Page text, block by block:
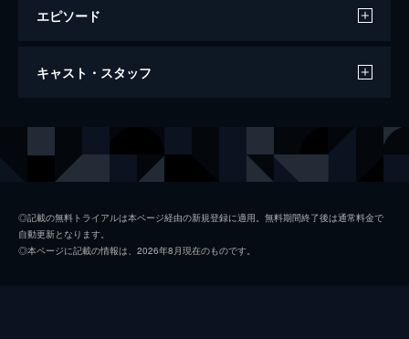
エピソード
新・ミナミの帝王～仕掛けられた罠～
キャスト・スタッフ
◎記載の無料トライアルは本ページ経由の新規登録に適用。無料期間終了後は通常料金で
自動更新となります。
◎本ページに記載の情報は、2026年8月現在のものです。